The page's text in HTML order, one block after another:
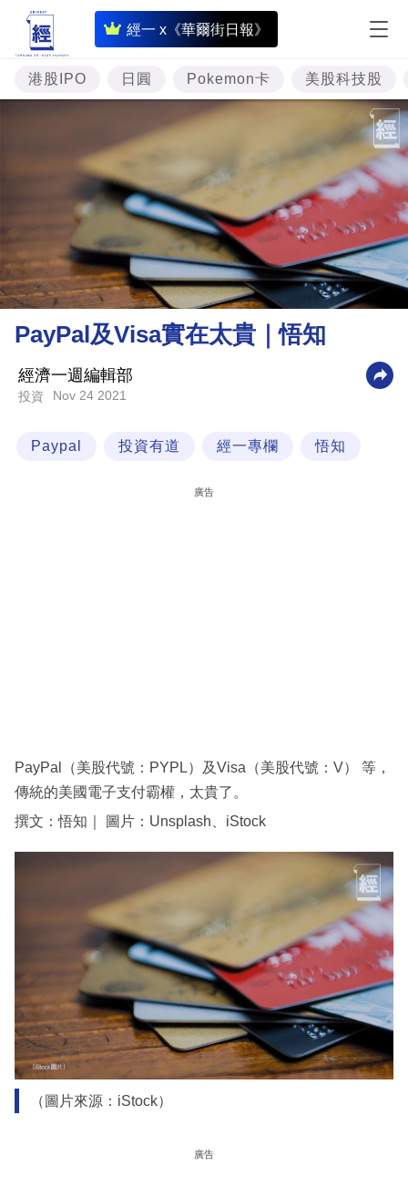
經一 x《華爾街日報》
即
時
財
經
投
資
樓
市
理
財
商
業
技
閱
專
港股IPO 日圓 Pokemon卡 美股科技股
PayPal及Visa實在太貴｜悟知
經濟一週編輯部
投資 Nov 24 2021
Paypal 投資有道 經一專欄 悟知
廣告
PayPal（美股代號：PYPL）及Visa（美股代號：V） 等，
傳統的美國電子支付霸權，太貴了。
撰文：悟知｜ 圖片：Unsplash、iStock
（圖片來源：iStock）
廣告